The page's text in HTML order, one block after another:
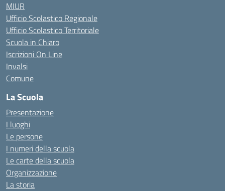
MIUR
Ufficio Scolastico Regionale
Ufficio Scolastico Territoriale
Scuola in Chiaro
Iscrizioni On Line
Invalsi
Comune
La Scuola
Presentazione
I luoghi
Le persone
I numeri della scuola
Le carte della scuola
Organizzazione
La storia